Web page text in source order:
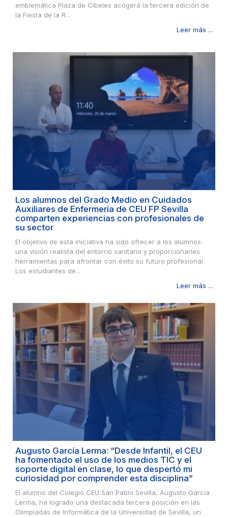
emblemática Plaza de Cibeles acogerá la tercera edición de
la Fiesta de la R...
Leer más ...
Los alumnos del Grado Medio en Cuidados
Auxiliares de Enfermería de CEU FP Sevilla
comparten experiencias con profesionales de
su sector
El objetivo de esta iniciativa ha sido ofrecer a los alumnos
una visión realista del entorno sanitario y proporcionarles
herramientas para afrontar con éxito su futuro profesional
Los estudiantes de...
Leer más ...
Augusto García Lerma: “Desde Infantil, el CEU
ha fomentado el uso de los medios TIC y el
soporte digital en clase, lo que despertó mi
curiosidad por comprender esta disciplina”
El alumno del Colegio CEU San Pablo Sevilla, Augusto García
Lerma, ha logrado una destacada tercera posición en las
Olimpiadas de Informática de la Universidad de Sevilla, un